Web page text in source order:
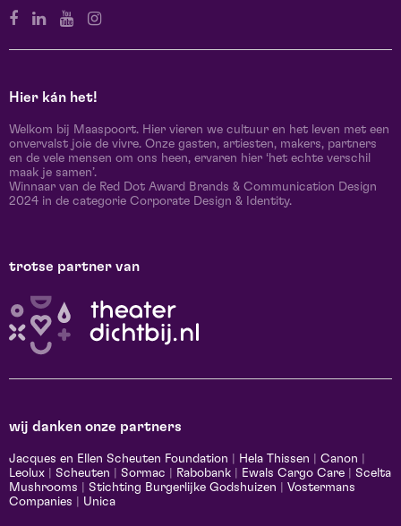
Hier kán het!
Welkom bij Maaspoort. Hier vieren we cultuur en het leven met een
onvervalst joie de vivre. Onze gasten, artiesten, makers, partners
en de vele mensen om ons heen, ervaren hier ‘het echte verschil
maak je samen’.
Winnaar van de Red Dot Award Brands & Communication Design
2024 in de categorie Corporate Design & Identity.
trotse partner van
wij danken onze partners
Jacques en Ellen Scheuten Foundation Hela Thissen Canon
Leolux
Scheuten Sormac Rabobank Ewals Cargo Care
Scelta
Mushrooms
Stichting Burgerlijke Godshuizen
Vostermans
Companies
Unica